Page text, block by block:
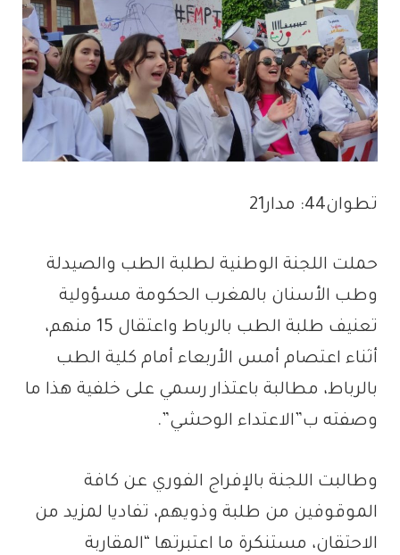
تطوان44: مدار21
حملت اللجنة الوطنية لطلبة الطب والصيدلة
وطب الأسنان بالمغرب الحكومة مسؤولية
تعنيف طلبة الطب بالرباط واعتقال 15 منهم،
أثناء اعتصام أمس الأربعاء أمام كلية الطب
بالرباط، مطالبة باعتذار رسمي على خلفية هذا ما
وصفته ب”الاعتداء الوحشي”.
وطالبت اللجنة بالإفراج الفوري عن كافة
الموقوفين من طلبة وذويهم، تفاديا لمزيد من
الاحتقان، مستنكرة ما اعتبرتها “المقاربة